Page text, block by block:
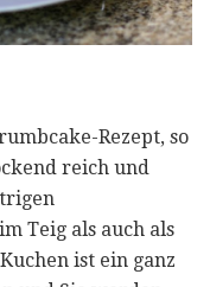
Rezept, so
reich und
Teig als auch als
ist ein ganz